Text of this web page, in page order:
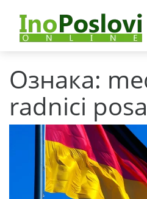
Ознака:
radnici